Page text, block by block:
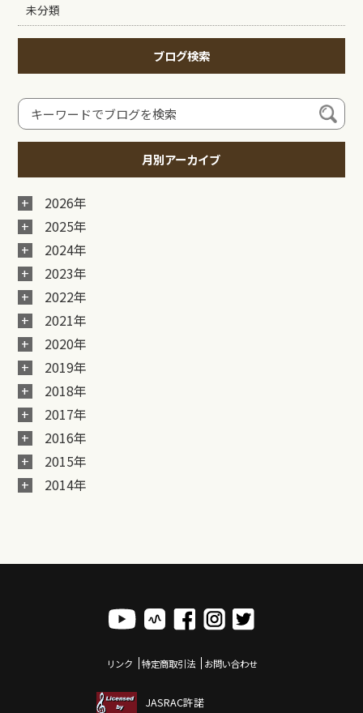
未分類
ブログ検索
月別アーカイブ
2026年
2025年
2024年
2023年
2022年
2021年
2020年
2019年
2018年
2017年
2016年
2015年
2014年
リンク 特定商取引法 お問い合わせ
JASRAC許諾